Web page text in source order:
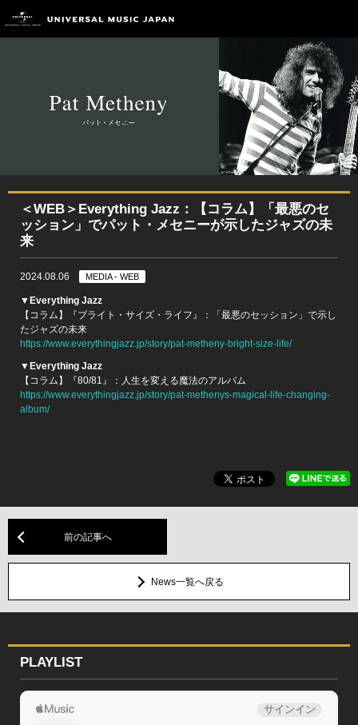
＜WEB＞Everything Jazz：【コラム】「最悪のセ
ッション」でパット・メセニーが示したジャズの未
来
2024.08.06 MEDIA - WEB
▼Everything Jazz
【コラム】『ブライト・サイズ・ライフ』：「最悪のセッション」で示し
たジャズの未来
https://www.everythingjazz.jp/story/pat-metheny-bright-size-life/
▼Everything Jazz
【コラム】『80/81』：人生を変える魔法のアルバム
https://www.everythingjazz.jp/story/pat-methenys-magical-life-changing-
album/
前の記事へ
News一覧へ戻る
PLAYLIST